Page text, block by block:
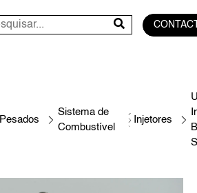
Pesados
Sistema de
Combustível
Injetores